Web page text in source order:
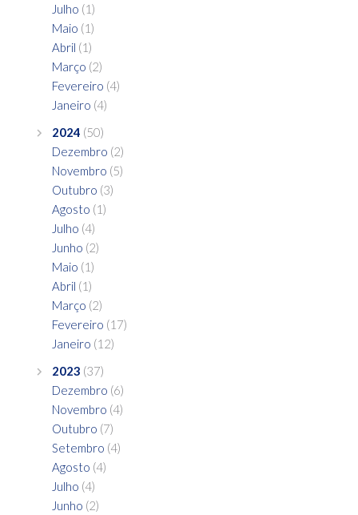
Julho (1)
Maio (1)
Abril (1)
Março (2)
Fevereiro (4)
Janeiro (4)
2024 (50)
Dezembro (2)
Novembro (5)
Outubro (3)
Agosto (1)
Julho (4)
Junho (2)
Maio (1)
Abril (1)
Março (2)
Fevereiro (17)
Janeiro (12)
2023 (37)
Dezembro (6)
Novembro (4)
Outubro (7)
Setembro (4)
Agosto (4)
Julho (4)
Junho (2)